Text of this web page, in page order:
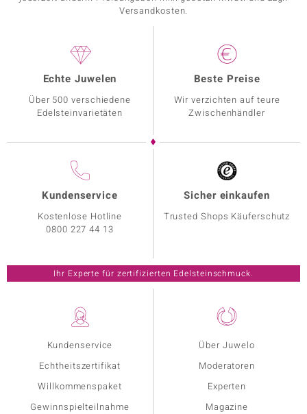
Versandkosten.
Kundenservice
Echtheitszertifikat
Willkommenspaket
Gewinnspielteilnahme
Über Juwelo
Moderatoren
Experten
Magazine
Echte Juwelen
Über 500 verschiedene
Edelsteinvarietäten
Beste Preise
Wir verzichten auf teure
Zwischenhändler
Kundenservice
Kostenlose Hotline
0800 227 44 13
Sicher einkaufen
Trusted Shops Käuferschutz
Ihr Experte für zertifizierten Edelsteinschmuck.